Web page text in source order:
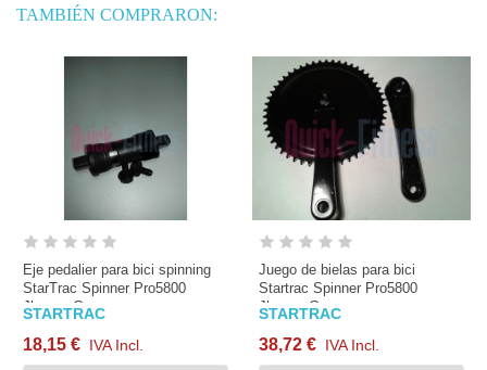
TAMBIÉN COMPRARON:
Eje pedalier para bici spinning
StarTrac Spinner Pro5800
Jhonny G
STARTRAC
18,15 € IVA Incl.
Juego de bielas para bici
Startrac Spinner Pro5800
Jhonny G
STARTRAC
38,72 € IVA Incl.